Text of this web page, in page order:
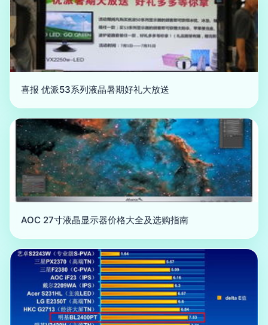
喜报 优派53系列液晶暑期好礼大放送
AOC 27寸液晶显示器价格大全及选购指南